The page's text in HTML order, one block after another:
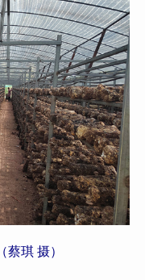
琪 摄）